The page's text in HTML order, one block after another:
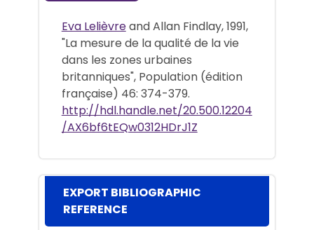
Eva Lelièvreand Allan Findlay, 1991,
"La mesure de la qualité de la vie
dans les zones urbaines
britanniques", Population (édition
française) 46: 374-379.
http://hdl.handle.net/20.500.12204
/AX6bf6tEQw0312HDrJ1Z
EXPORT BIBLIOGRAPHIC
REFERENCE